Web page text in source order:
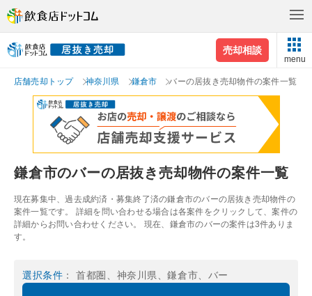
売却相談
menu
店舗売却トップ 神奈川県 鎌倉市 バーの居抜き売却物件の案件一覧
鎌倉市のバーの居抜き売却物件の案件一覧
現在募集中、過去成約済・募集終了済の鎌倉市のバーの居抜き売却物件の
案件一覧です。 詳細を問い合わせる場合は各案件をクリックして、案件の
詳細からお問い合わせください。 現在、鎌倉市のバーの案件は3件ありま
す。
選択条件 ： 首都圏、神奈川県、鎌倉市、バー